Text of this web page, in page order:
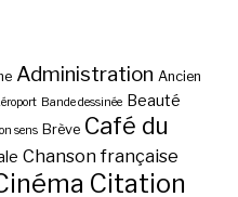
Administration Ancien
Bande dessinée Beauté
sens Brève Café du
Chanson française
Citation